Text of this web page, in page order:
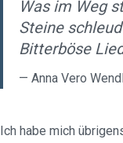
Was im Weg
Steine
Bitterböse
— Anna Vero
Ich habe mich